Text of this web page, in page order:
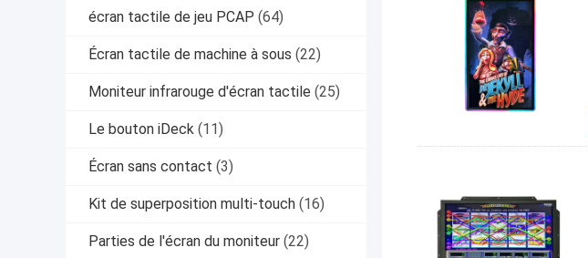
écran tactile de jeu PCAP (64)
Écran tactile de machine à sous (22)
Moniteur infrarouge d'écran tactile (25)
Le bouton iDeck (11)
Écran sans contact (3)
Kit de superposition multi-touch (16)
Parties de l'écran du moniteur (22)